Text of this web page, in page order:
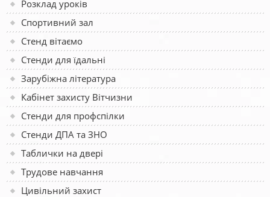
Розклад уроків
Спортивний зал
Стенд вітаємо
Стенди для їдальні
Зарубіжна література
Кабінет захисту Вітчизни
Стенди для профспілки
Стенди ДПА та ЗНО
Таблички на двері
Трудове навчання
Цивільний захист